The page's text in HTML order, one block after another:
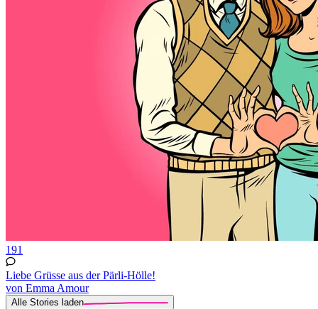
191
Liebe Grüsse aus der Pärli-Hölle!
von Emma Amour
Alle Stories laden